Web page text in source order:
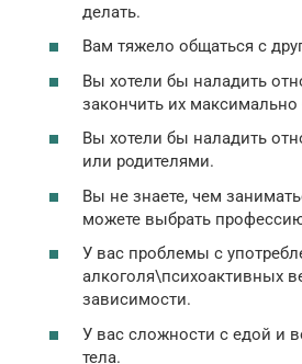
делать.
Вам тяжело общаться с
Вы хотели бы наладить
закончить их
Вы хотели бы наладить
или родителями.
Вы не знаете, чем
можете выбрать
У вас проблемы с
алкоголя\психоактивных
зависимости.
У вас сложности с едой и
тела.